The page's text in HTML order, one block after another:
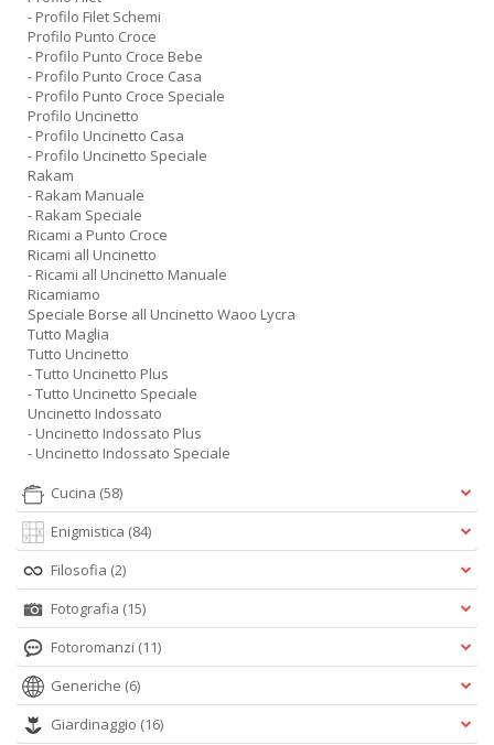
- Profilo Filet Schemi
Profilo Punto Croce
- Profilo Punto Croce Bebe
- Profilo Punto Croce Casa
- Profilo Punto Croce Speciale
Profilo Uncinetto
- Profilo Uncinetto Casa
- Profilo Uncinetto Speciale
Rakam
- Rakam Manuale
- Rakam Speciale
Ricami a Punto Croce
Ricami all Uncinetto
- Ricami all Uncinetto Manuale
Ricamiamo
Speciale Borse all Uncinetto Waoo Lycra
Tutto Maglia
Tutto Uncinetto
- Tutto Uncinetto Plus
- Tutto Uncinetto Speciale
Uncinetto Indossato
- Uncinetto Indossato Plus
- Uncinetto Indossato Speciale
Cucina (58)
Enigmistica (84)
Filosofia (2)
Fotografia (15)
Fotoromanzi (11)
Generiche (6)
Giardinaggio (16)